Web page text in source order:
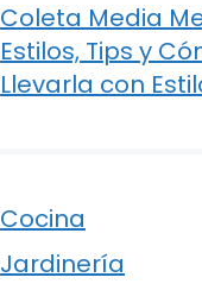
Coleta Media
Estilos, Tips y
Llevarla con
Cocina
Jardinería